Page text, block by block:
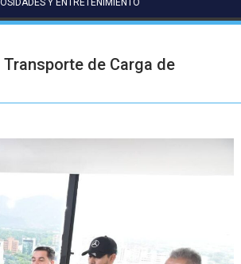
de Carga de